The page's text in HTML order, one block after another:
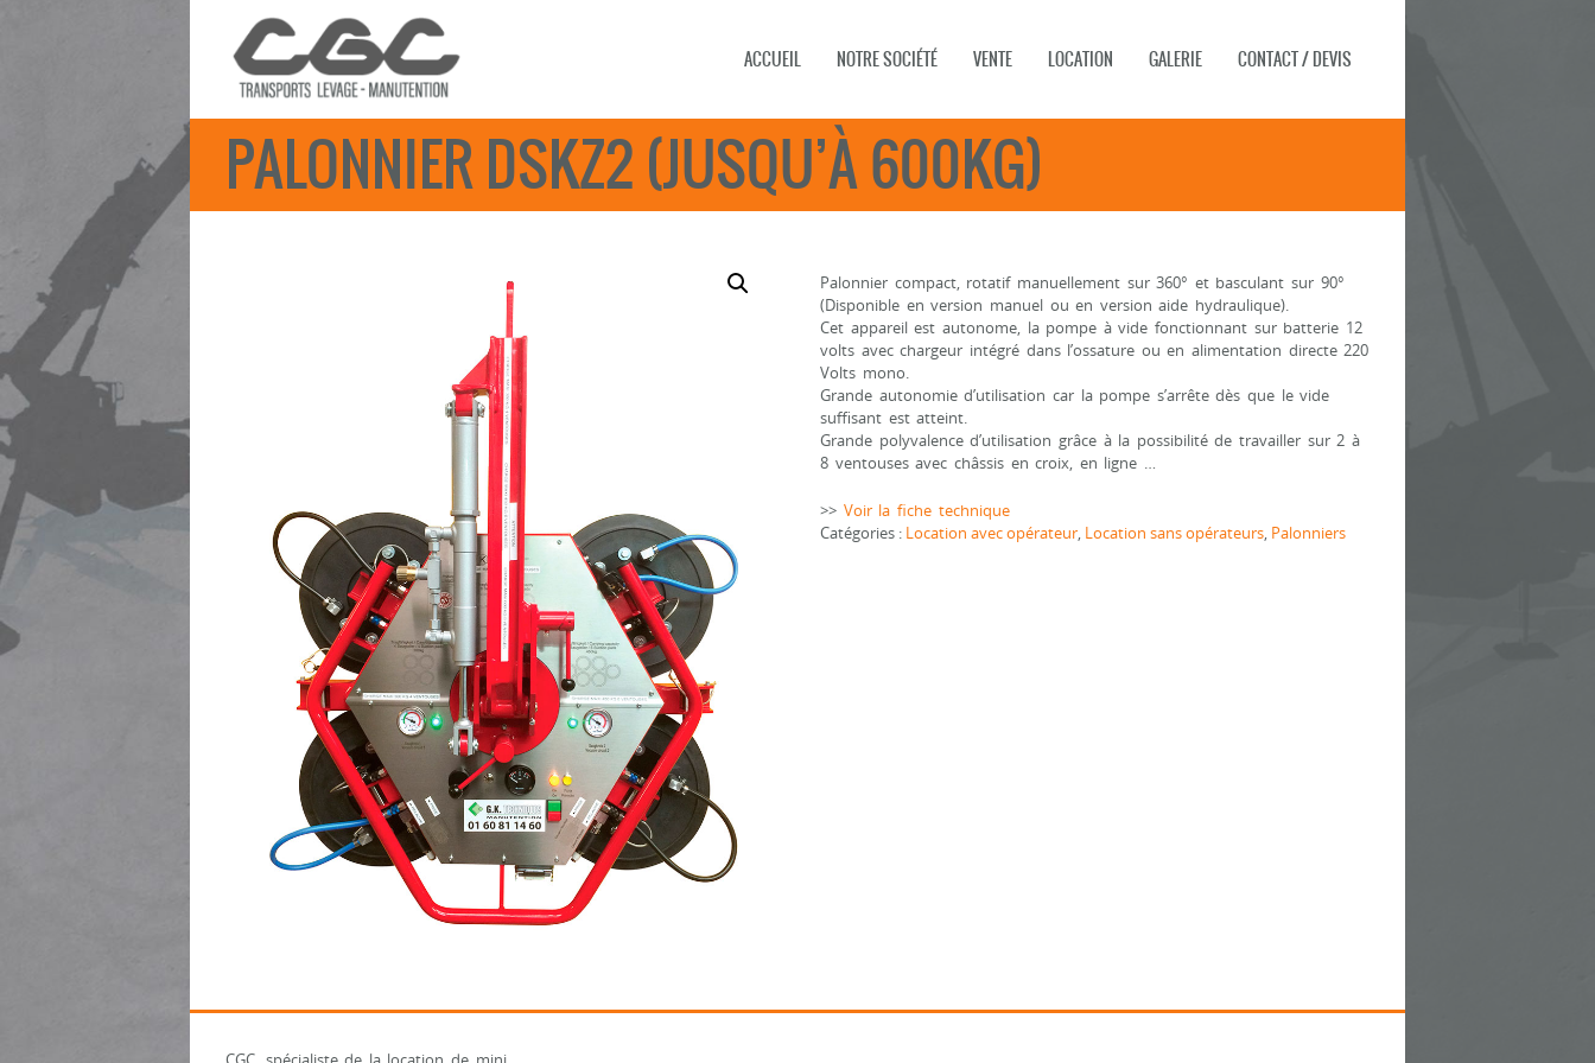
ACCUEIL NOTRE SOCIÉTÉ VENTE LOCATION GALERIE CONTACT / DEVIS
PALONNIER DSKZ2 (JUSQU’À 600KG)
Palonnier compact, rotatif manuellement sur 360° et basculant sur 90°
(Disponible en version manuel ou en version aide hydraulique).
Cet appareil est autonome, la pompe à vide fonctionnant sur batterie 12
volts avec chargeur intégré dans l’ossature ou en alimentation directe 220
Volts mono.
Grande autonomie d’utilisation car la pompe s’arrête dès que le vide
suffisant est atteint.
Grande polyvalence d’utilisation grâce à la possibilité de travailler sur 2 à
8 ventouses avec châssis en croix, en ligne …
>> Voir la fiche technique
Catégories : Location avec opérateur, Location sans opérateurs, Palonniers